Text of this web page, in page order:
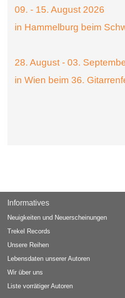
09. - 15. August 2026
in Hammelburg beim
28. August - 03.
in Wien beim 36.
Informatives
Neuigkeiten und Neuerscheinungen
Trekel Records
Unsere Reihen
Lebensdaten unserer Autoren
Wir über uns
Liste vorrätiger Autoren